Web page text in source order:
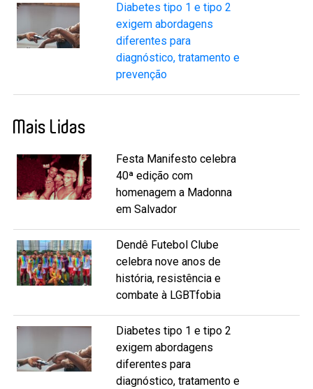
Diabetes tipo 1 e tipo 2
exigem abordagens
diferentes para
diagnóstico, tratamento e
prevenção
Mais Lidas
Festa Manifesto celebra
40ª edição com
homenagem a Madonna
em Salvador
Dendê Futebol Clube
celebra nove anos de
história, resistência e
combate à LGBTfobia
Diabetes tipo 1 e tipo 2
exigem abordagens
diferentes para
diagnóstico, tratamento e